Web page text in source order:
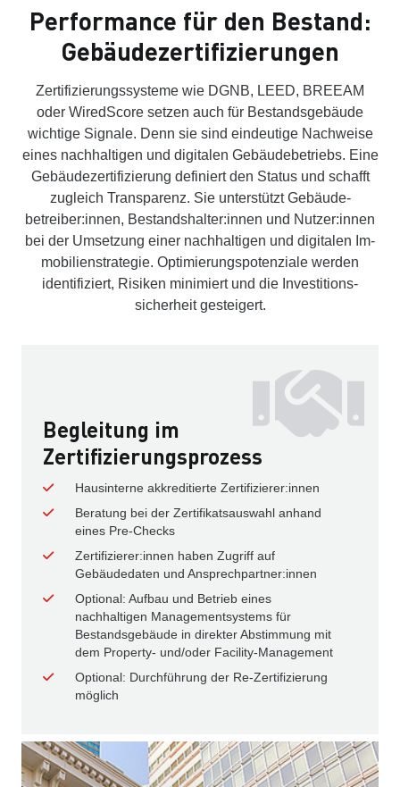
Performance für den Bestand:
Gebäude­zertifizierungen
Zertifizierungssysteme wie DGNB, LEED, BREEAM
oder WiredScore setzen auch für Bestands­gebäude
wichtige Signale. Denn sie sind eindeutige Nach­weise
eines nach­haltigen und digitalen Ge­bäude­betriebs. Eine
Ge­bäude­zerti­fizierung definiert den Status und schafft
zugleich Transparenz. Sie unterstützt Gebäude­
betreiber:innen, Bestands­halter:innen und Nutzer:innen
bei der Umsetzung einer nachhaltigen und digitalen Im­
mobilien­strategie. Optimierungs­potenziale werden
identifiziert, Risiken minimiert und die Investitions­
sicherheit gesteigert.
Begleitung im
Zertifizierungsprozess
Hausinterne akkreditierte Zertifizierer:innen
Beratung bei der Zertifikats­auswahl anhand
eines Pre-Checks
Zertifizierer:innen haben Zugriff auf
Gebäudedaten und Ansprechpartner:innen
Optional: Aufbau und Betrieb eines
nachhaltigen Manage­mentsystems für
Bestands­gebäude in direkter Abstimmung mit
dem Property- und/oder Facility-Management
Optional: Durchführung der Re-Zertifizierung
möglich